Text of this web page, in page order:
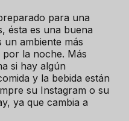
para una
ésta es una buena
un ambiente más
la noche. Más
si hay algún
y la bebida están
su Instagram o su
ya que cambia a